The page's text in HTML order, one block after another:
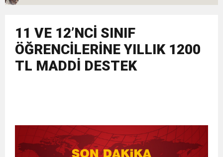
11:32 Dr. Öcük, karın germe estetiği ile ilgili bilgi verdi
10:45 Terör Örgütüne MİT’ten Darbe!
11 VE 12’NCİ SINIF
ÖĞRENCİLERİNE YILLIK 1200
TL MADDİ DESTEK